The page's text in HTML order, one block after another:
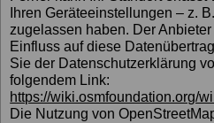
Ihren Geräteeinstellungen – z.
zugelassen haben. Der
Einfluss auf diese
Sie der Datenschutzerklärung
folgendem Link:
https://wiki.osmfoundation.org/
Die Nutzung von